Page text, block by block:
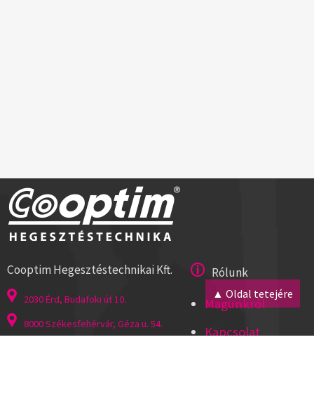
▲ Oldal tetejére
Cooptim Hegesztéstechnikai Kft.
2030 Érd, Budafoki út 10.
8000 Székesfehérvár, Géza u. 54.
Rólunk
Magunkról
Kapcsolat